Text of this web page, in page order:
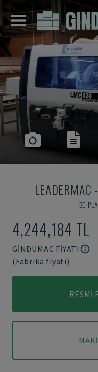
LEADERMAC -
BE-
4,244,184 TL
GINDUMAC FIYATI
(Fabrika fiyatı)
RESMI